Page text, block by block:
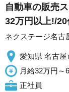
自動車の販売
32万円以上!/
ネクステージ名古
愛知県 名古屋
月給32万円～
正社員